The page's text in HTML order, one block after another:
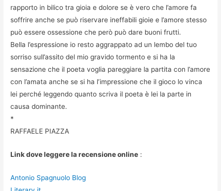
rapporto in bilico tra gioia e dolore se è vero che l’amore fa
soffrire anche se può riservare ineffabili gioie e l’amore stesso
può essere ossessione che però può dare buoni frutti.
Bella l’espressione io resto aggrappato ad un lembo del tuo
sorriso sull’assito del mio gravido tormento e si ha la
sensazione che il poeta voglia pareggiare la partita con l’amore
con l’amata anche se si ha l’impressione che il gioco lo vinca
lei perché leggendo quanto scriva il poeta è lei la parte in
causa dominante.
*
RAFFAELE PIAZZA
Link dove leggere la recensione online :
Antonio Spagnuolo Blog